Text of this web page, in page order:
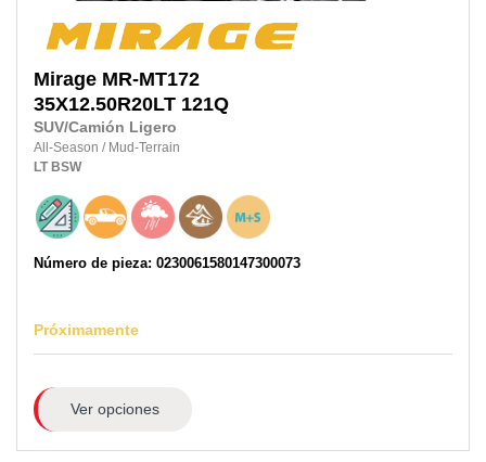
Mirage MR-MT172
35X12.50R20LT 121Q
SUV/Camión Ligero
All-Season / Mud-Terrain
LT BSW
Número de pieza: 0230061580147300073
Próximamente
Ver opciones